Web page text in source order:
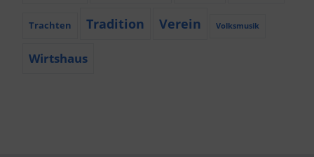
Trachten Tradition Verein Volksmusik
Wirtshaus